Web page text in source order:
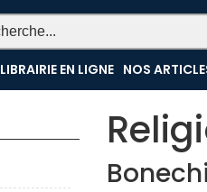
LIBRAIRIE EN LIGNE NOS